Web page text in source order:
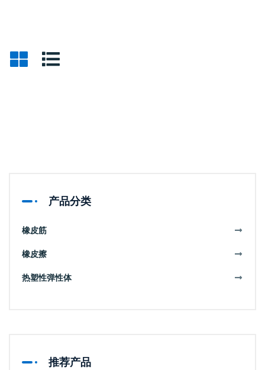
产品分类
橡皮筋
橡皮擦
热塑性弹性体
推荐产品